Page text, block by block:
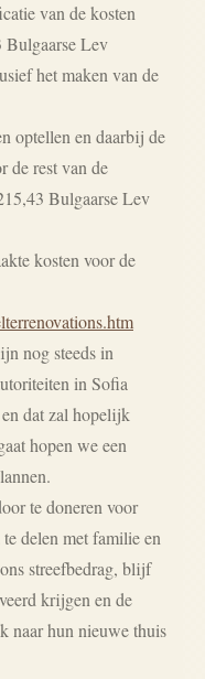
van de kosten
Bulgaarse Lev
het maken van de
optellen en daarbij de
de rest van de
Bulgaarse Lev
kosten voor de
nog steeds in
in Sofia
dat zal hopelijk
hopen we een
te doneren voor
delen met familie en
streefbedrag, blijf
krijgen en de
naar hun nieuwe thuis